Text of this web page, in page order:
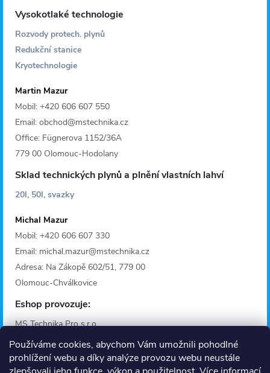
Používáme cookies, abychom Vám umožnili pohodlné
prohlížení webu a díky analýze provozu webu neustále
Vysokotlaké technologie
Rozvody protech. plynů
Redukční stanice
Kryotechnologie
Martin Mazur
Mobil: +420 606 607 550
Email: obchod@mstechnika.cz
Office: Fügnerova 1152/36A
779 00 Olomouc-Hodolany
Sklad technických plynů a plnění vlastních lahví
20l, 50l, svazky
Michal Mazur
Mobil: +420 606 607 330
Email: michal.mazur@mstechnika.cz
Adresa: Na Zákopě 602/51, 779 00
Olomouc-Chválkovice
Eshop provozuje:
MS Technika Pro s.r.o.
IČO: 28642368
Adresa: Fügnerova 1125/36A